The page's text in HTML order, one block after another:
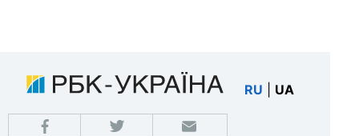
RU UA